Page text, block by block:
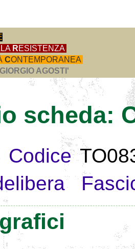
RESISTENZA
CONTEMPORANEA
AGOSTI'
scheda:
Codice